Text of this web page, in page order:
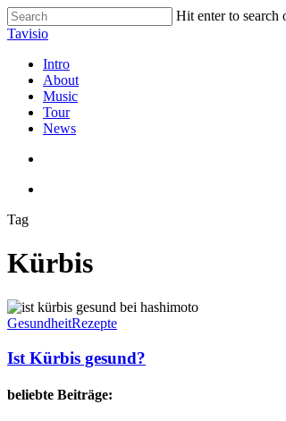
Skip
to
content
Hit enter to search
Close
Tavisio
search
Menu
Intro
About
Music
Tour
News
Tag
Kürbis
Ist
Kürbis
GesundheitRezepte
Ist Kürbis gesund?
beliebte Beiträge: